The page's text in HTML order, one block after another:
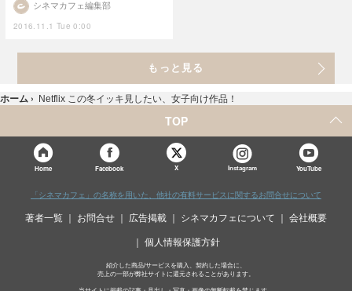
2016.11.1 Tue 0:00
シネマカフェ編集部
もっと見る
ホーム › Netflix この冬イッキ見したい、女子向け作品！
TOP
Home Facebook X Instagram YouTube
「シネマカフェ」の名称を用いた、他社の有料サービスに関するお問合せについて
著者一覧 お問合せ 広告掲載 シネマカフェについて 会社概要
個人情報保護方針
紹介した商品/サービスを購入、契約した場合に、
売上の一部が弊社サイトに還元されることがあります。